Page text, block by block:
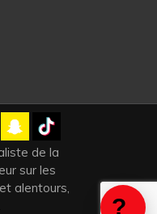
de la
sur les
alentours,